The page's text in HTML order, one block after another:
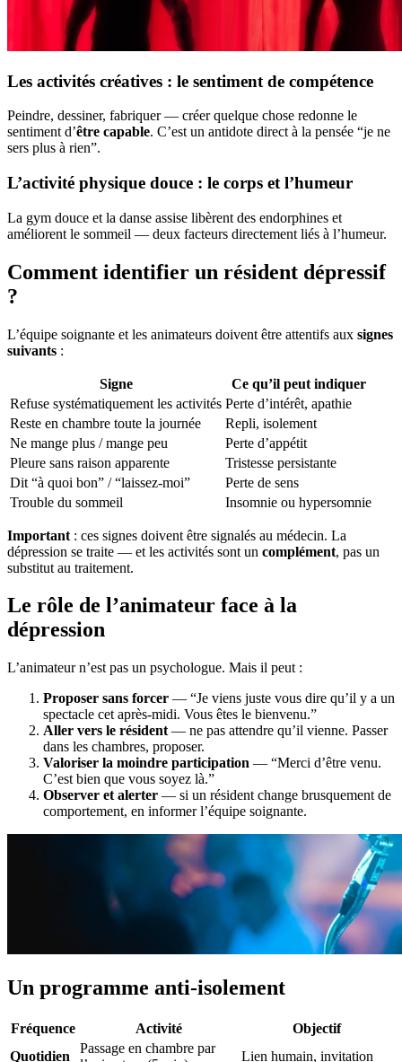
Les activités créatives : le sentiment de compétence
Peindre, dessiner, fabriquer — créer quelque chose redonne le
sentiment d’être capable. C’est un antidote direct à la pensée “je ne
sers plus à rien”.
L’activité physique douce : le corps et l’humeur
La gym douce et la danse assise libèrent des endorphines et
améliorent le sommeil — deux facteurs directement liés à l’humeur.
Comment identifier un résident dépressif
?
L’équipe soignante et les animateurs doivent être attentifs aux signes
suivants :
Signe
Ce qu’il peut indiquer
Refuse systématiquement les activités Perte d’intérêt, apathie
Reste en chambre toute la journée
Repli, isolement
Ne mange plus / mange peu
Perte d’appétit
Pleure sans raison apparente
Tristesse persistante
Dit “à quoi bon” / “laissez-moi”
Perte de sens
Trouble du sommeil
Insomnie ou hypersomnie
Important : ces signes doivent être signalés au médecin. La
dépression se traite — et les activités sont un complément, pas un
substitut au traitement.
Le rôle de l’animateur face à la
dépression
L’animateur n’est pas un psychologue. Mais il peut :
Proposer sans forcer — “Je viens juste vous dire qu’il y a un
spectacle cet après-midi. Vous êtes le bienvenu.”
Aller vers le résident — ne pas attendre qu’il vienne. Passer
dans les chambres, proposer.
Valoriser la moindre participation — “Merci d’être venu.
C’est bien que vous soyez là.”
Observer et alerter — si un résident change brusquement de
comportement, en informer l’équipe soignante.
Un programme anti-isolement
Fréquence Activité
Objectif
Quotidien
Passage en chambre par
Lien humain, invitation